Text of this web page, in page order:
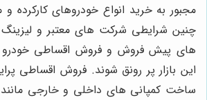
مجبور به خرید انواع خودروهای کارکرده
چنین شرایطی شرکت های معتبر و
های پیش فروش و فروش اقساطی خودرو
این بازار پر رونق شوند. فروش اقساطی
ساخت کمپانی های داخلی و خارجی مانند